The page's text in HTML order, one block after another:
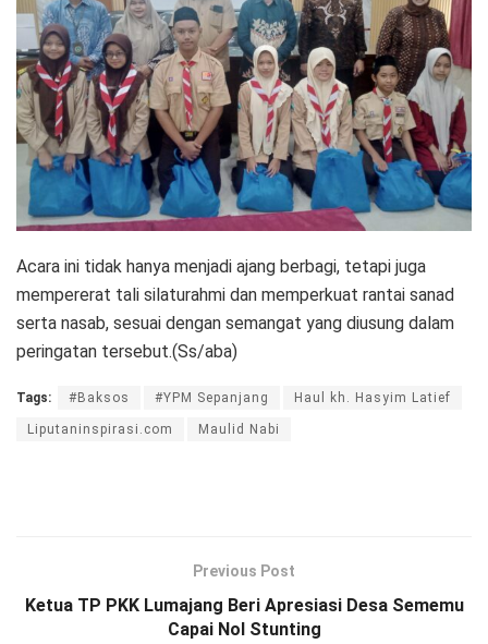
Acara ini tidak hanya menjadi ajang berbagi, tetapi juga
mempererat tali silaturahmi dan memperkuat rantai sanad
serta nasab, sesuai dengan semangat yang diusung dalam
peringatan tersebut.(Ss/aba)
Tags: #Baksos #YPM Sepanjang Haul kh. Hasyim Latief
Liputaninspirasi.com Maulid Nabi
Previous Post
Ketua TP PKK Lumajang Beri Apresiasi Desa Sememu
Capai Nol Stunting